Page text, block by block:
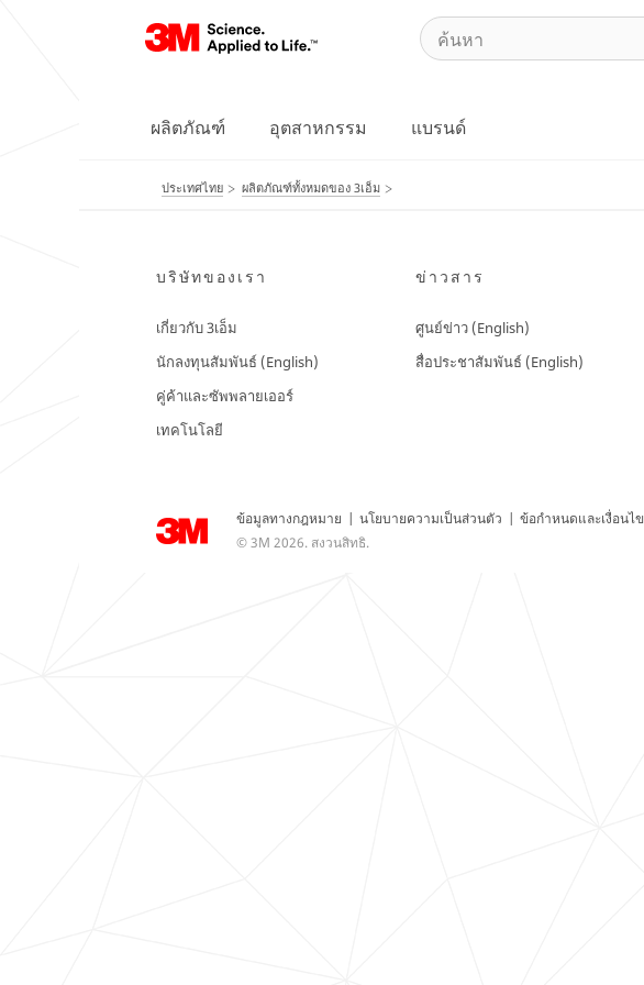
ผลิตภัณฑ์ อุตสาหกรรม แบรนด์
ประเทศไทย ผลิตภัณฑ์ทั้งหมดของ 3เอ็ม
บริษัทของเรา
เกี่ยวกับ 3เอ็ม
นักลงทุนสัมพันธ์ (English)
คู่ค้าและซัพพลายเออร์
เทคโนโลยี
ข่าวสาร
ศูนย์ข่าว (English)
สื่อประชาสัมพันธ์ (English)
ข้อมูลทางกฎหมาย | นโยบายความเป็นส่วนตัว | ข้อกำหนดและเงื่อนไข
© 3M 2026. สงวนสิทธิ.